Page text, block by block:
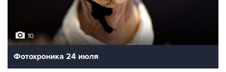
10
Фотохроника 24 июля